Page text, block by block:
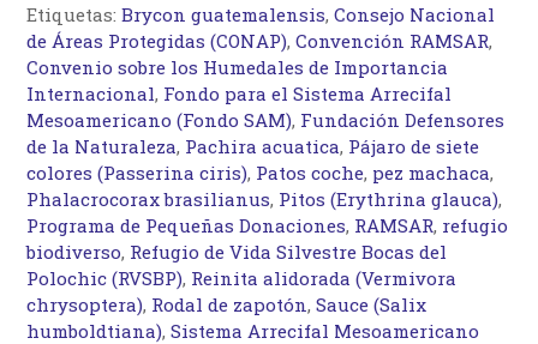
Etiquetas:Brycon guatemalensis,Consejo Nacional
de Áreas Protegidas (CONAP),Convención RAMSAR,
Convenio sobre los Humedales de Importancia
Internacional, Fondo para el Sistema Arrecifal
Mesoamericano (Fondo SAM), Fundación Defensores
de la Naturaleza, Pachira acuatica, Pájaro de siete
colores (Passerina ciris), Patos coche, pez machaca,
Phalacrocorax brasilianus, Pitos (Erythrina glauca),
Programa de Pequeñas Donaciones, RAMSAR, refugio
biodiverso, Refugio de Vida Silvestre Bocas del
Polochic (RVSBP), Reinita alidorada (Vermivora
chrysoptera), Rodal de zapotón,Sauce (Salix
humboldtiana),Sistema Arrecifal Mesoamericano